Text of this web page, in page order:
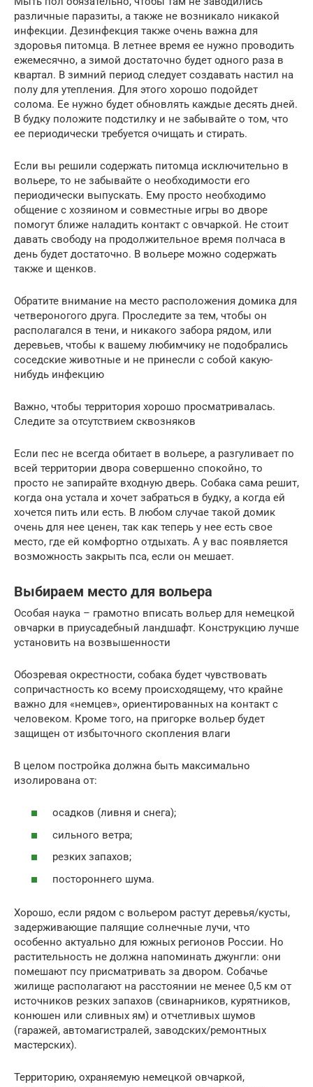
различные паразиты, а также не возникало никакой
инфекции. Дезинфекция также очень важна для
здоровья питомца. В летнее время ее нужно проводить
ежемесячно, а зимой достаточно будет одного раза в
квартал. В зимний период следует создавать настил на
полу для утепления. Для этого хорошо подойдет
солома. Ее нужно будет обновлять каждые десять дней.
В будку положите подстилку и не забывайте о том, что
ее периодически требуется очищать и стирать.
Если вы решили содержать питомца исключительно в
вольере, то не забывайте о необходимости его
периодически выпускать. Ему просто необходимо
общение с хозяином и совместные игры во дворе
помогут ближе наладить контакт с овчаркой. Не стоит
давать свободу на продолжительное время полчаса в
день будет достаточно. В вольере можно содержать
также и щенков.
Обратите внимание на место расположения домика для
четвероногого друга. Проследите за тем, чтобы он
располагался в тени, и никакого забора рядом, или
деревьев, чтобы к вашему любимчику не подобрались
соседские животные и не принесли с собой какую-
нибудь инфекцию
Важно, чтобы территория хорошо просматривалась.
Следите за отсутствием сквозняков
Если пес не всегда обитает в вольере, а разгуливает по
всей территории двора совершенно спокойно, то
просто не запирайте входную дверь. Собака сама решит,
когда она устала и хочет забраться в будку, а когда ей
хочется пить или есть. В любом случае такой домик
очень для нее ценен, так как теперь у нее есть свое
место, где ей комфортно отдыхать. А у вас появляется
возможность закрыть пса, если он мешает.
Выбираем место для вольера
Особая наука – грамотно вписать вольер для немецкой
овчарки в приусадебный ландшафт. Конструкцию лучше
установить на возвышенности
Обозревая окрестности, собака будет чувствовать
сопричастность ко всему происходящему, что крайне
важно для «немцев», ориентированных на контакт с
человеком. Кроме того, на пригорке вольер будет
защищен от избыточного скопления влаги
В целом постройка должна быть максимально
изолирована от:
осадков (ливня и снега);
сильного ветра;
резких запахов;
постороннего шума.
Хорошо, если рядом с вольером растут деревья/кусты,
задерживающие палящие солнечные лучи, что
особенно актуально для южных регионов России. Но
растительность не должна напоминать джунгли: они
помешают псу присматривать за двором. Собачье
жилище располагают на расстоянии не менее 0,5 км от
источников резких запахов (свинарников, курятников,
конюшен или сливных ям) и отчетливых шумов
(гаражей, автомагистралей, заводских/ремонтных
мастерских).
Территорию, охраняемую немецкой овчаркой,